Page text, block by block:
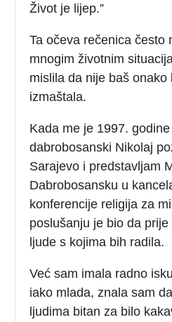
Život je lijep.”
Ta očeva rečenica često
mnogim životnim
mislila da nije baš onako
izmaštala.
Kada me je 1997.
dabrobosanski Nikolaj
Sarajevo i predstavljam
Dabrobosansku u
konferencije religija za
poslušanju je bio da
ljude s kojima bih radila.
Već sam imala radno
iako mlada, znala sam
ljudima bitan za bilo